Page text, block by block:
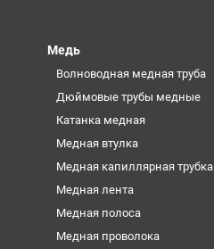
Медь
Волноводная медная труба
Дюймовые трубы медные
Катанка медная
Медная втулка
Медная капиллярная трубка
Медная лента
Медная полоса
Медная проволока